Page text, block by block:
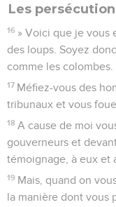
Les
16 » Voici que je vous
des loups. Soyez
comme les colombes.
17 Méfiez-vous des
tribunaux et vous
18 A cause de moi
gouverneurs et
témoignage, à eux et
19 Mais, quand on
la manière dont vous